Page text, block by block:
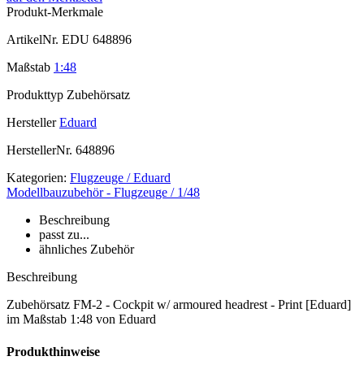
Produkt-Merkmale
ArtikelNr. EDU 648896
Maßstab 1:48
Produkttyp Zubehörsatz
Hersteller Eduard
HerstellerNr. 648896
Kategorien: Flugzeuge / Eduard
Modellbauzubehör - Flugzeuge / 1/48
Beschreibung
passt zu...
ähnliches Zubehör
Beschreibung
Zubehörsatz FM-2 - Cockpit w/ armoured headrest - Print [Eduard]
im Maßstab 1:48 von Eduard
Produkthinweise